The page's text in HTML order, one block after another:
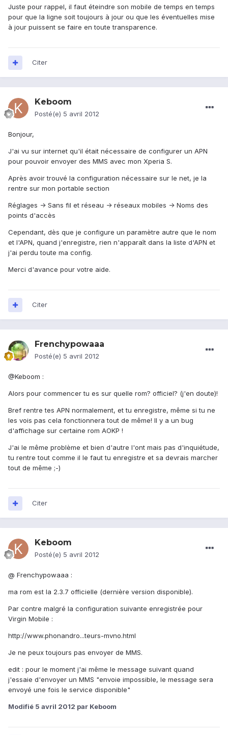
Juste pour rappel, il faut éteindre son mobile de temps en temps
pour que la ligne soit toujours à jour ou que les éventuelles mise
à jour puissent se faire en toute transparence.
Citer
Keboom
Posté(e) 5 avril 2012
Bonjour,
J'ai vu sur internet qu'il était nécessaire de configurer un APN
pour pouvoir envoyer des MMS avec mon Xperia S.
Après avoir trouvé la configuration nécessaire sur le net, je la
rentre sur mon portable section
Réglages -> Sans fil et réseau -> réseaux mobiles -> Noms des
points d'accès
Cependant, dès que je configure un paramètre autre que le nom
et l'APN, quand j'enregistre, rien n'apparaît dans la liste d'APN et
j'ai perdu toute ma config.
Merci d'avance pour votre aide.
Citer
Frenchypowaaa
Posté(e) 5 avril 2012
@Keboom :
Alors pour commencer tu es sur quelle rom? officiel? (j'en doute)!
Bref rentre tes APN normalement, et tu enregistre, même si tu ne
les vois pas cela fonctionnera tout de même! Il y a un bug
d'affichage sur certaine rom AOKP !
J'ai le même problème et bien d'autre l'ont mais pas d'inquiétude,
tu rentre tout comme il le faut tu enregistre et sa devrais marcher
tout de même ;-)
Citer
Keboom
Posté(e) 5 avril 2012
@ Frenchypowaaa :
ma rom est la 2.3.7 officielle (dernière version disponible).
Par contre malgré la configuration suivante enregistrée pour
Virgin Mobile :
http://www.phonandro...teurs-mvno.html
Je ne peux toujours pas envoyer de MMS.
edit : pour le moment j'ai même le message suivant quand
j'essaie d'envoyer un MMS "envoie impossible, le message sera
envoyé une fois le service disponible"
Modifié 5 avril 2012 par Keboom